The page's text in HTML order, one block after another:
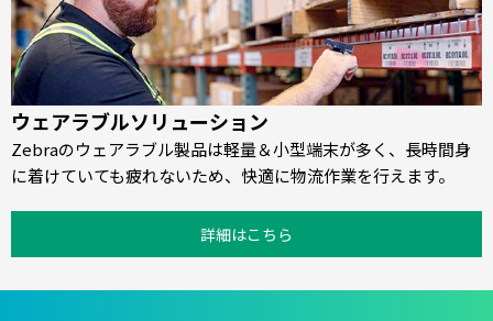
ウェアラブルソリューション
Zebraのウェアラブル製品は軽量＆小型端末が多く、長時間身
に着けていても疲れないため、快適に物流作業を行えます。
詳細はこちら